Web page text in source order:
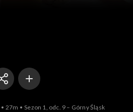
27m Sezon 1, odc. 9 – Górny Śląsk